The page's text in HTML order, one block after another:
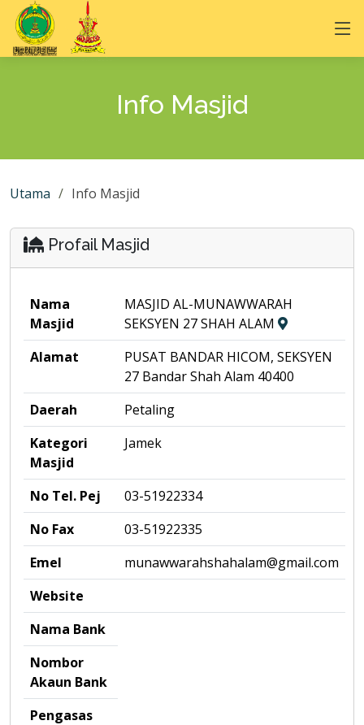
Info Masjid
Utama Info Masjid
Profail Masjid
Nama
Masjid
MASJID AL-MUNAWWARAH
SEKSYEN 27 SHAH ALAM
Alamat
PUSAT BANDAR HICOM, SEKSYEN
27 Bandar Shah Alam 40400
Daerah
Petaling
Kategori
Masjid
Jamek
No Tel. Pej
03-51922334
No Fax
03-51922335
Emel
munawwarahshahalam@gmail.com
Website
Nama Bank
Nombor
Akaun Bank
Pengasas